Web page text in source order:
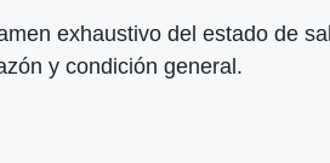
exhaustivo del estado de
y condición general.